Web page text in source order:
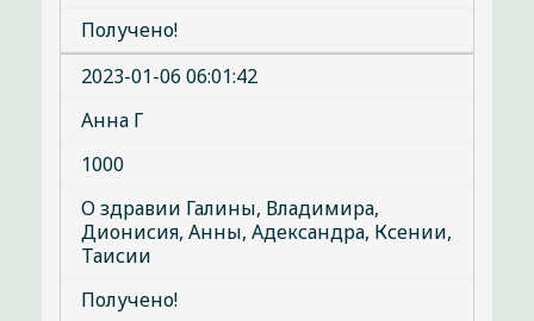
Получено!
2023-01-06 06:01:42
Анна Г
1000
О здравии Галины, Владимира,
Дионисия, Анны, Адександра, Ксении,
Таисии
Получено!